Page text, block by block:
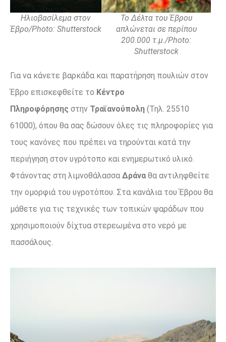
Ηλιοβασίλεμα στον
Έβρο/Photo: Shutterstock
Το Δέλτα του Έβρου
απλώνεται σε περίπου
200.000 τ.μ./Photo:
Shutterstock
Για να κάνετε βαρκάδα και παρατήρηση πουλιών στον
Έβρο επισκεφθείτε το Κέντρο
Πληροφόρησης στην Τραϊανούπολη (Τηλ. 25510
61000), όπου θα σας δώσουν όλες τις πληροφορίες για
τους κανόνες που πρέπει να τηρούνται κατά την
περιήγηση στον υγρότοπο και ενημερωτικό υλικό.
Φτάνοντας στη λιμνοθάλασσα Δράνα θα αντιληφθείτε
την ομορφιά του υγροτόπου. Στα κανάλια του Έβρου θα
μάθετε για τις τεχνικές των τοπικών ψαράδων που
χρησιμοποιούν δίχτυα στερεωμένα στο νερό με
πασσάλους.